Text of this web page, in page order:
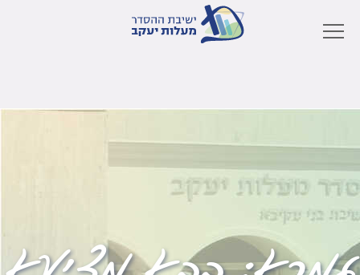
גמרא:בבא מציעא